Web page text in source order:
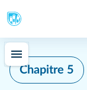
Chapitre 5